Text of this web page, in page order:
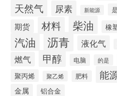
天然气 尿素 新能源
期货 材料 柴油 橡
汽油 沥青 液化气
燃气 甲醇 电脑 的是
聚丙烯 聚乙烯 肥料 能
金属 铝合金